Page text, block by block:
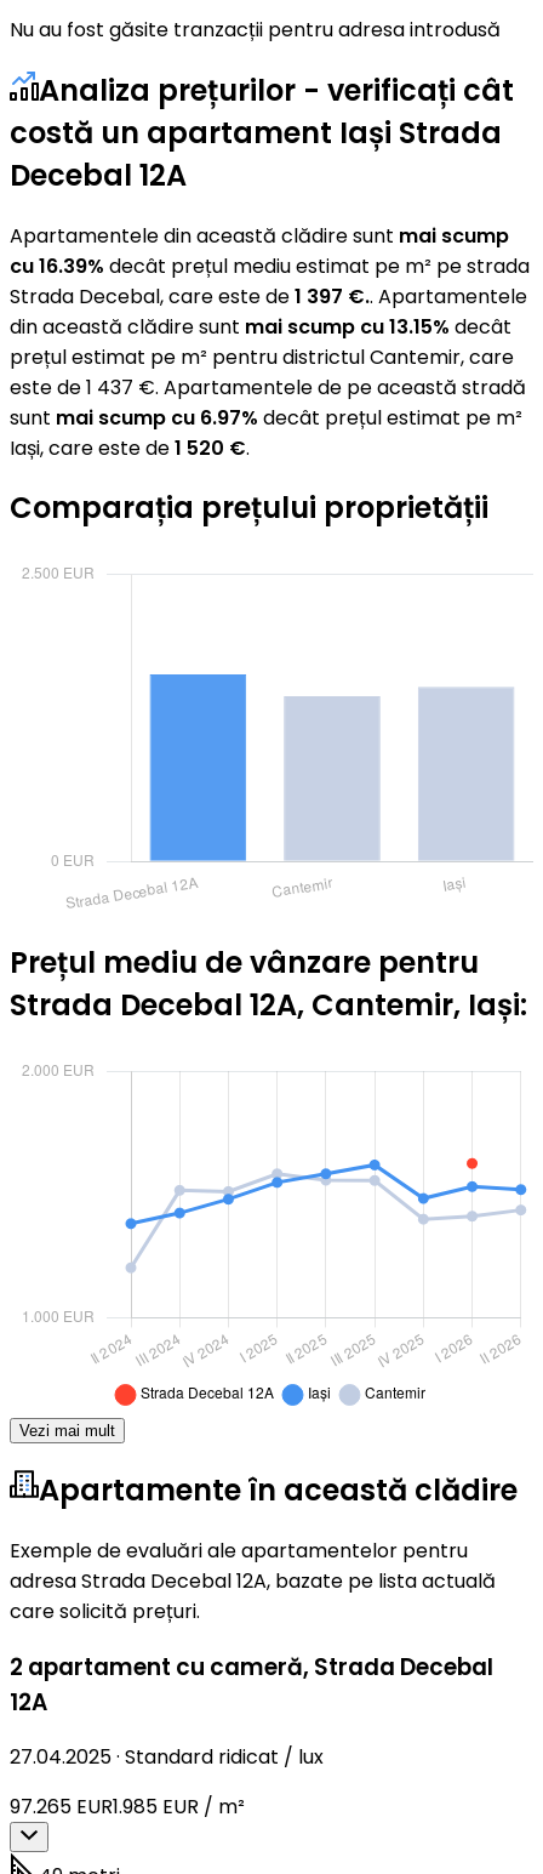
Nu au fost găsite tranzacții pentru adresa introdusă
Analiza prețurilor - verificați cât
costă un apartament Iași Strada
Decebal 12A
Apartamentele din această clădire sunt mai scump
cu 16.39% decât prețul mediu estimat pe m² pe strada
Strada Decebal, care este de1 397 €.. Apartamentele
din această clădire sunt mai scump cu 13.15% decât
prețul estimat pe m² pentru districtul Cantemir, care
este de 1 437 €. Apartamentele de pe această stradă
sunt mai scump cu 6.97% decât prețul estimat pe m²
Iași, care este de1 520 €.
Comparația prețului proprietății
Prețul mediu de vânzare pentru
Strada Decebal 12A, Cantemir, Iași:
Vezi mai mult
Apartamente în această clădire
Exemple de evaluări ale apartamentelor pentru
adresa Strada Decebal 12A, bazate pe lista actuală
care solicită prețuri.
2 apartament cu cameră, Strada Decebal
12A
27.04.2025· Standard ridicat / lux
97.265 EUR1.985 EUR / m²